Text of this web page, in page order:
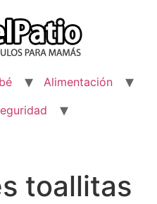
Alimentación
toallitas